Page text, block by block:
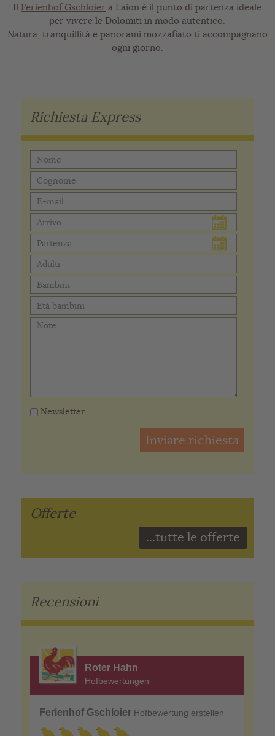
Il Ferienhof Gschloier a Laion è il punto di partenza ideale
per vivere le Dolomiti in modo autentico.
Natura, tranquillità e panorami mozzafiato ti accompagnano
ogni giorno.
Richiesta Express
Newsletter
Inviare richiesta
Offerte
...tutte le offerte
Recensioni
Roter Hahn
Hofbewertungen
Ferienhof Gschloier Hofbewertung erstellen